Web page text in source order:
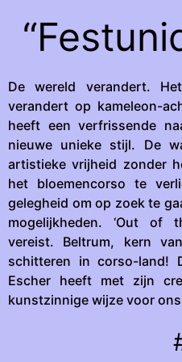
De wereld verandert.
verandert op kameleon-
heeft een verfrissende
nieuwe unieke stijl. De
artistieke vrijheid zonder
het bloemencorso te
gelegheid om op zoek te
mogelijkheden. ‘Out of
vereist. Beltrum, kern
schitteren in corso-land!
Escher heeft met zijn
kunstzinnige wijze voor